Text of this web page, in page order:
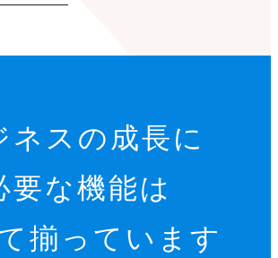
ネスの成長に
要な機能は
揃っています